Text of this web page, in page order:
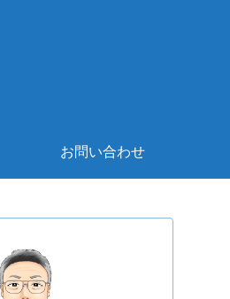
お問い合わせ